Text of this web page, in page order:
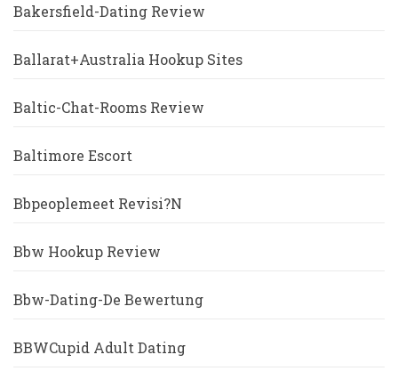
Bakersfield-Dating Review
Ballarat+Australia Hookup Sites
Baltic-Chat-Rooms Review
Baltimore Escort
Bbpeoplemeet Revisi?n
Bbw Hookup Review
Bbw-Dating-De Bewertung
BBWCupid Adult Dating